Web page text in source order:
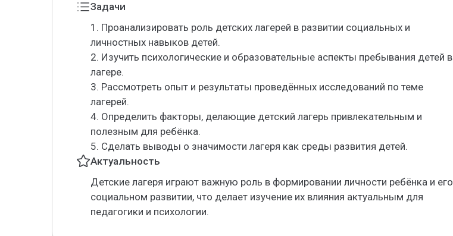
Задачи
1. Проанализировать роль детских лагерей в развитии социальных и
личностных навыков детей.
2. Изучить психологические и образовательные аспекты пребывания детей в
лагере.
3. Рассмотреть опыт и результаты проведённых исследований по теме
лагерей.
4. Определить факторы, делающие детский лагерь привлекательным и
полезным для ребёнка.
5. Сделать выводы о значимости лагеря как среды развития детей.
Актуальность
Детские лагеря играют важную роль в формировании личности ребёнка и его
социальном развитии, что делает изучение их влияния актуальным для
педагогики и психологии.